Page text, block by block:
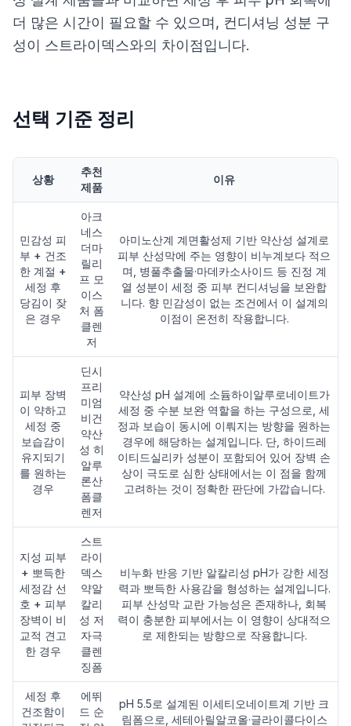
더 많은 시간이 필요할 수 있으며, 컨디셔닝 성분 구
성이 스트라이덱스와의 차이점입니다.
선택 기준 정리
상황
추천
제품
이유
민감성 피
부 + 건조
한 계절 +
세정 후
당김이 잦
은 경우
아크
네스
더마
릴리
프 모
이스
처 폼
클렌
저
아미노산계 계면활성제 기반 약산성 설계로
피부 산성막에 주는 영향이 비누계보다 적으
며, 병풀추출물·마데카소사이드 등 진정 계
열 성분이 세정 중 피부 컨디셔닝을 보완합
니다. 향 민감성이 없는 조건에서 이 설계의
이점이 온전히 작용합니다.
피부 장벽
이 약하고
세정 중
보습감이
유지되기
를 원하는
경우
딘시
프리
미엄
비건
약산
성 히
알루
론산
폼클
렌저
약산성 pH 설계에 소듐하이알루로네이트가
세정 중 수분 보완 역할을 하는 구성으로, 세
정과 보습이 동시에 이뤄지는 방향을 원하는
경우에 해당하는 설계입니다. 단, 하이드레
이티드실리카 성분이 포함되어 있어 장벽 손
상이 극도로 심한 상태에서는 이 점을 함께
고려하는 것이 정확한 판단에 가깝습니다.
지성 피부
+ 뽀득한
세정감 선
호 + 피부
장벽이 비
교적 견고
한 경우
스트
라이
덱스
약알
칼리
성 저
자극
클렌
징폼
비누화 반응 기반 알칼리성 pH가 강한 세정
력과 뽀득한 사용감을 형성하는 설계입니다.
피부 산성막 교란 가능성은 존재하나, 회복
력이 충분한 피부에서는 이 영향이 상대적으
로 제한되는 방향으로 작용합니다.
세정 후
건조함이
에뛰
드 순
pH 5.5로 설계된 이세티오네이트계 기반 크
림폼으로, 세테아릴알코올·글라이콜다이스